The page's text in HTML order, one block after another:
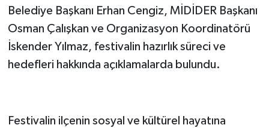
Belediye Başkanı Erhan Cengiz, MİDİDER Başkanı
Osman Çalışkan ve Organizasyon Koordinatörü
İskender Yılmaz, festivalin hazırlık süreci ve
hedefleri hakkında açıklamalarda bulundu.
Festivalin ilçenin sosyal ve kültürel hayatına